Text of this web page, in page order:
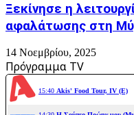
Ξεκίνησε η
αφαλάτωσης στη
14 Νοεμβρίου, 2025
Πρόγραμμα TV